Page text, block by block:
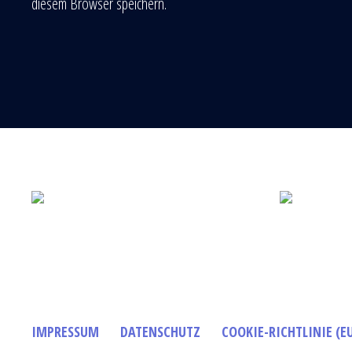
IMPRESSUM DATENSCHUTZ COOKIE-RICHTLINIE